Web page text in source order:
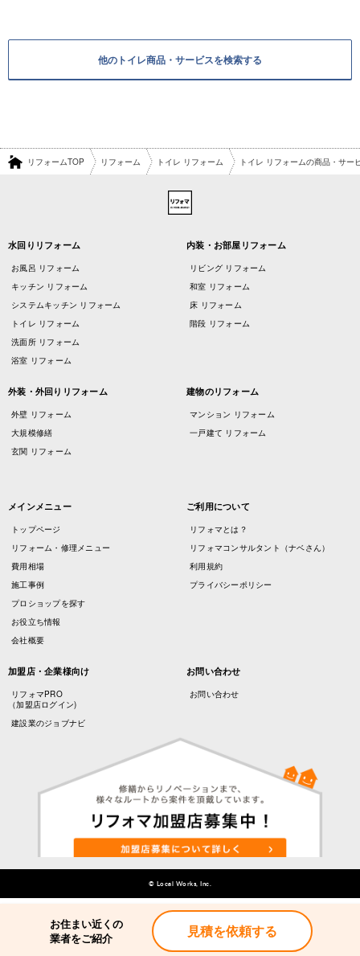
他のトイレ商品・サービスを検索する
リフォームTOP リフォーム トイレ リフォーム トイレ リフォームの商品・サー
水回りリフォーム
お風呂 リフォーム
キッチン リフォーム
システムキッチン リフォーム
トイレ リフォーム
洗面所 リフォーム
浴室 リフォーム
内装・お部屋リフォーム
リビング リフォーム
和室 リフォーム
床 リフォーム
階段 リフォーム
外装・外回りリフォーム
外壁 リフォーム
大規模修繕
玄関 リフォーム
建物のリフォーム
マンション リフォーム
一戸建て リフォーム
メインメニュー
トップページ
リフォーム・修理メニュー
費用相場
施工事例
プロショップを探す
お役立ち情報
会社概要
ご利用について
リフォマとは？
リフォマコンサルタント（ナベさん）
利用規約
プライバシーポリシー
加盟店・企業様向け
リフォマPRO
（加盟店ログイン)
建設業のジョブナビ
お問い合わせ
お問い合わせ
© Local Works, Inc.
お住まい近くの
業者をご紹介
見積を依頼する